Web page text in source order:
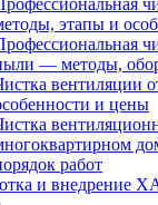
этапы и
— методы,
вентиляции
и цены
работ
и внедрение